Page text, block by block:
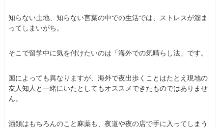
知らない土地、知らない言葉の中での生活では、ストレスが溜ま
ってしまいがち。
そこで留学中に気を付けたいのは「海外での気晴らし法」です。
国によっても異なりますが、海外で夜出歩くことはたとえ現地の
友人知人と一緒にいたとしてもオススメできたものではありませ
ん。
酒類はもちろんのこと麻薬も、夜道や夜の店で手に入ってしまう